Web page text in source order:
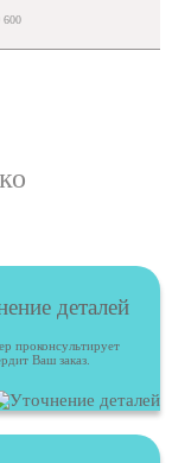
600
деталей
проконсультирует
Ваш заказ.